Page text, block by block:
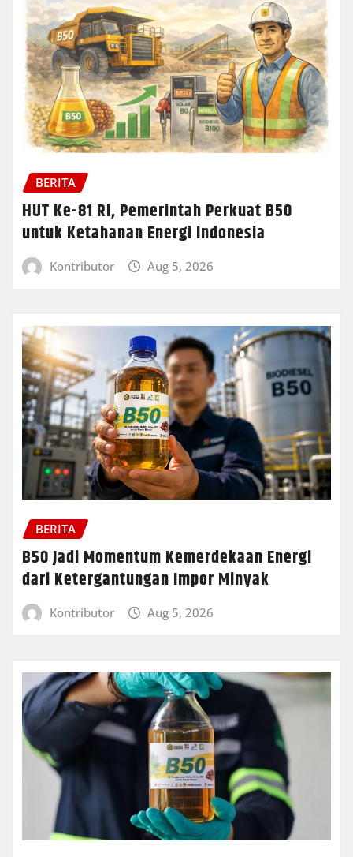
BERITA
HUT Ke-81 RI, Pemerintah Perkuat B50
untuk Ketahanan Energi Indonesia
Kontributor Aug 5, 2026
BERITA
B50 Jadi Momentum Kemerdekaan Energi
dari Ketergantungan Impor Minyak
Kontributor Aug 5, 2026